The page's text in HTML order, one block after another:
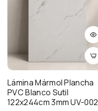
Lámina Mármol Plancha
PVC Blanco Sutil
122x244cm 3mm UV-002